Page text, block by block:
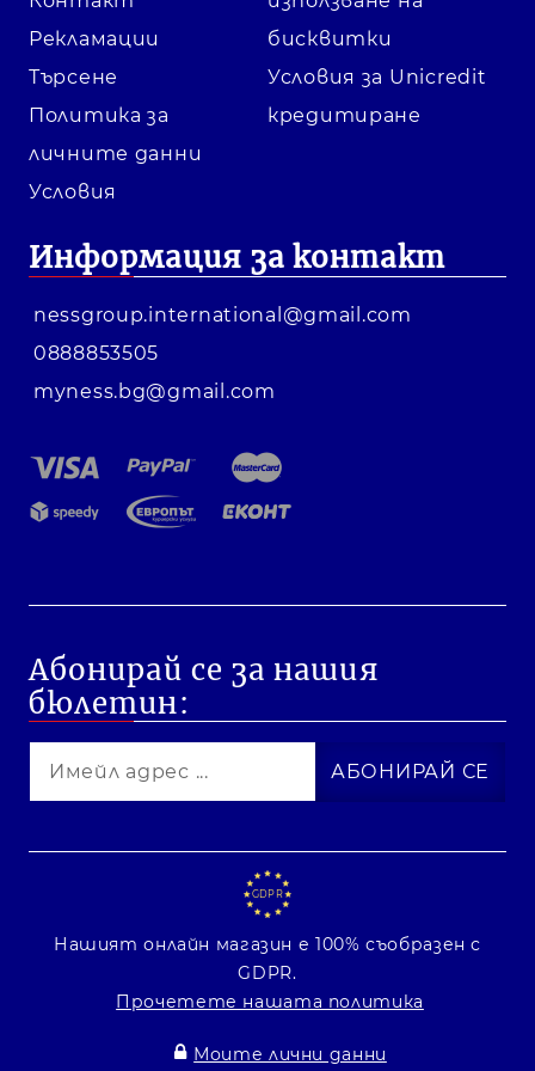
наличността се проверяват на
продуктовата страница.
Рекламации
Търсене
Политика за
личните данни
Условия
бисквитки
Условия за Unicredit
кредитиране
Информация за контакт
nessgroup.international@gmail.com
0888853505
myness.bg@gmail.com
Абонирай се за нашия
бюлетин:
GDPR
Нашият онлайн магазин е 100% съобразен с
GDPR.
Прочетете нашата политика
Моите лични данни